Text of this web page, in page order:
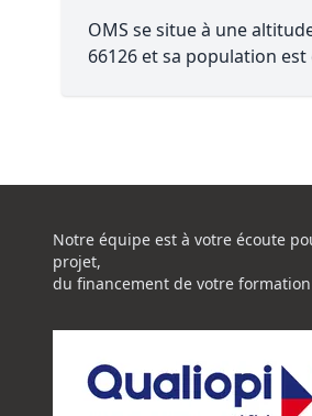
OMS se situe à une
66126 et sa population
Notre équipe est à votre écoute
projet,
du financement de votre